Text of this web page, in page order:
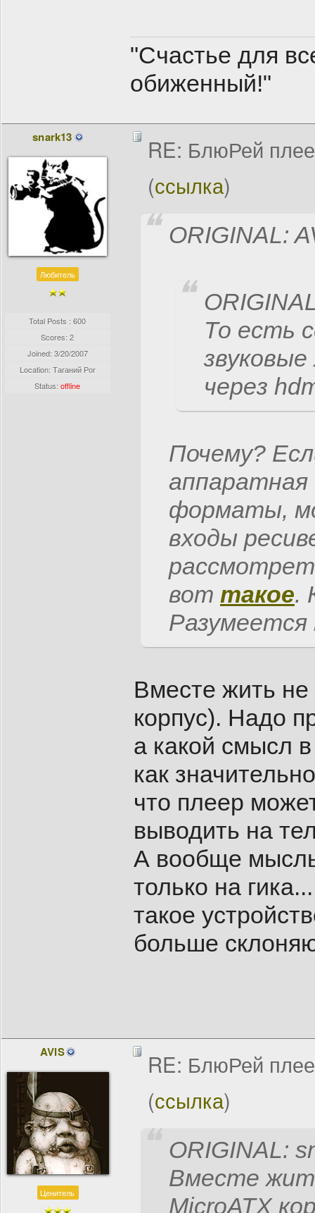
"Счастье для
обиженный!"
snark13
Любитель
Total Posts : 600
Scores: 2
Joined: 3/20/2007
Location: Таганий Рог
Status:offline
RE: БлюРей
(ссылка)
ORIGINAL:
То есть
через
Почему?
форматы,
входы
вот такое.
Вместе жить не
корпус). Надо
а какой смысл
как
что плеер
выводить на
А вообще
только на
такое
больше
AVIS
Ценитель
RE: БлюРей
(ссылка)
ORIGINAL:
Вместе
MicroATX